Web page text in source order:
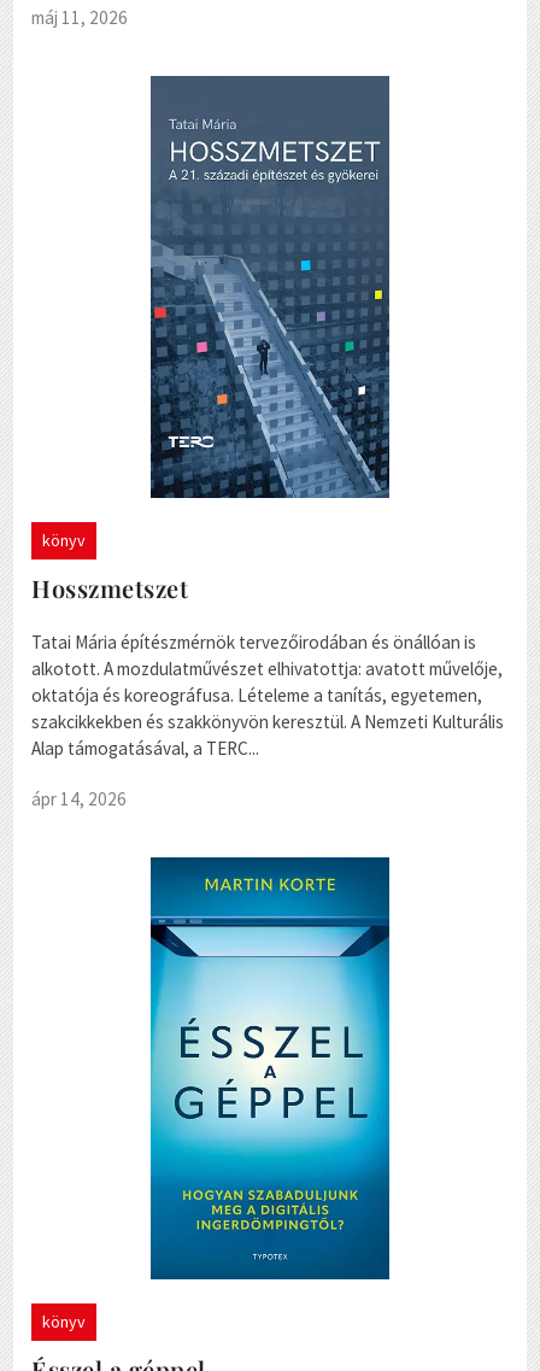
máj 11, 2026
könyv
Hosszmetszet
Tatai Mária építészmérnök tervezőirodában és önállóan is
alkotott. A mozdulatművészet elhivatottja: avatott művelője,
oktatója és koreográfusa. Lételeme a tanítás, egyetemen,
szakcikkekben és szakkönyvön keresztül. A Nemzeti Kulturális
Alap támogatásával, a TERC...
ápr 14, 2026
könyv